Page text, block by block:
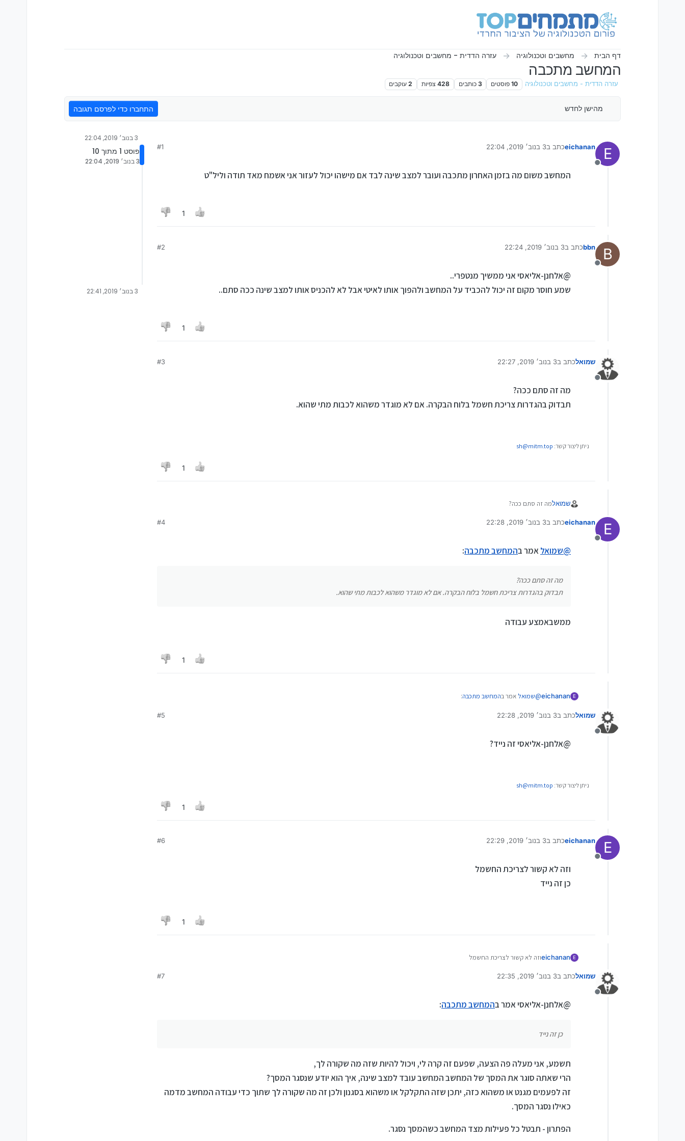
דף הבית מחשבים וטכנולוגיה עזרה הדדית - מחשבים וטכנולוגיה
המחשב מתכבה
עזרה הדדית - מחשבים וטכנולוגיה 10 פוסטים 3 כותבים 428 צפיות 2 עוקבים
מהישן לחדש התחברו כדי לפרסם תגובה
E
מנותק
eichananכתב ב3 בנוב׳ 2019, 22:04
נערך לאחרונה על ידי
#1
המחשב משום מה בזמן האחרון מתכבה ועובר למצב שינה לבד אם מישהו יכול לעזור אני אשמח מאד תודה וליל"ט
1
B
מנותק
bbnכתב ב3 בנוב׳ 2019, 22:24
נערך לאחרונה על ידי
#2
@אלחנן-אליאסי אני ממשיך מנטפרי..
שמע חוסר מקום זה יכול להכביד על המחשב ולהפוך אותו לאיטי אבל לא להכניס אותו למצב שינה ככה סתם..
1
מנותק
שמואלכתב ב3 בנוב׳ 2019, 22:27
נערך לאחרונה על ידי
#3
מה זה סתם ככה?
תבדוק בהגדרות צריכת חשמל בלוח הבקרה. אם לא מוגדר משהוא לכבות מתי שהוא.
ניתן ליצור קשר: sh@mitm.top
1
שמואלמה זה סתם ככה?
E
מנותק
eichananכתב ב3 בנוב׳ 2019, 22:28
נערך לאחרונה על ידי
#4
@שמואלאמר בהמחשב מתכבה:
מה זה סתם ככה?
תבדוק בהגדרות צריכת חשמל בלוח הבקרה. אם לא מוגדר משהוא לכבות מתי שהוא.
ממשבאמצע עבודה
1
E
eichanan
@שמואל אמר בהמחשב מתכבה:
ממשבאמצע עבודה
מנותק
שמואלכתב ב3 בנוב׳ 2019, 22:28
נערך לאחרונה על ידי
#5
@אלחנן-אליאסי זה נייד?
ניתן ליצור קשר: sh@mitm.top
1
E
מנותק
eichananכתב ב3 בנוב׳ 2019, 22:29
נערך לאחרונה על ידי
#6
וזה לא קשור לצריכת החשמל
כן זה נייד
1
E
eichananוזה לא קשור לצריכת החשמל
מנותק
שמואלכתב ב3 בנוב׳ 2019, 22:35
נערך לאחרונה על ידי שמואל
#7
@אלחנן-אליאסי אמר בהמחשב מתכבה:
כן זה נייד
תשמע, אני מעלה פה הצעה, שפעם זה קרה לי, ויכול להיות שזה מה שקורה לך,
הרי שאתה סוגר את המסך של המחשב המחשב עובד למצב שינה, איך הוא יודע שנסגר המסך?
זה לפעמים מגנט או משהוא כזה, יתכן שזה התקלקל או משהוא בסגנון ולכן זה מה שקורה לך שתוך כדי עבודה המחשב מדמה
כאילו נסגר המסך.
הפתרון - תבטל כל פעילות מצד המחשב כשהמסך נסגר.
3 בנוב׳ 2019, 22:04
פוסט 1 מתוך 10
3 בנוב׳ 2019, 22:04
3 בנוב׳ 2019, 22:41